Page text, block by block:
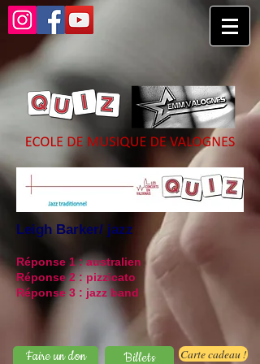
Leigh Barker/ jazz
Réponse 1 : australien
Réponse 2 : pizzicato
Réponse 3 : jazz band
Faire un don Billets Carte cadeau !